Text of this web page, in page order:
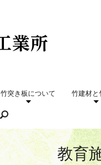
竹突き板について 竹建材と
教育